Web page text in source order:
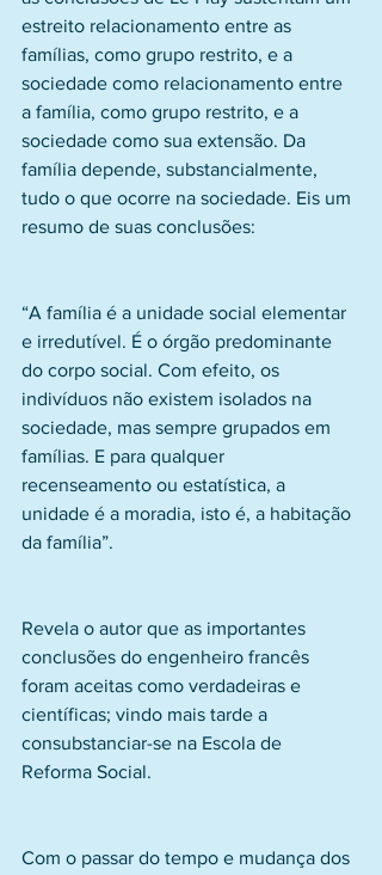
estreito relacionamento entre as
famílias, como grupo restrito, e a
sociedade como relacionamento entre
a família, como grupo restrito, e a
sociedade como sua extensão. Da
família depende, substancialmente,
tudo o que ocorre na sociedade. Eis um
resumo de suas conclusões:
“A família é a unidade social elementar
e irredutível. É o órgão predominante
do corpo social. Com efeito, os
indivíduos não existem isolados na
sociedade, mas sempre grupados em
famílias. E para qualquer
recenseamento ou estatística, a
unidade é a moradia, isto é, a habitação
da família”.
Revela o autor que as importantes
conclusões do engenheiro francês
foram aceitas como verdadeiras e
científicas; vindo mais tarde a
consubstanciar-se na Escola de
Reforma Social.
Com o passar do tempo e mudança dos